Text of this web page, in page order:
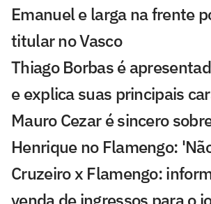
Emanuel e larga na frente
titular no Vasco
Thiago Borbas é
e explica suas principais
Mauro Cezar é sincero
Henrique no Flamengo:
Cruzeiro x Flamengo: